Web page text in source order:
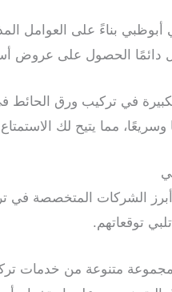
في تركيب ورق
وسريعًا، مما يتيح لك
الشركات المتخصصة في
توقعاتهم.
متنوعة من خدمات